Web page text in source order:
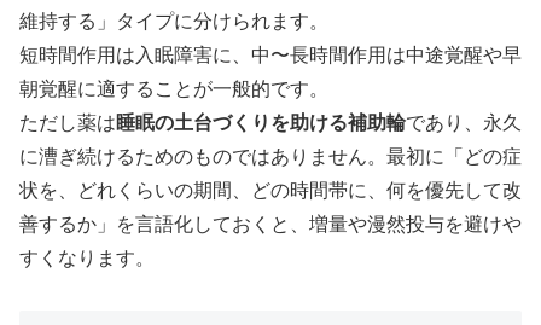
維持する」タイプに分けられます。
短時間作用は入眠障害に、中〜長時間作用は中途覚醒や早
朝覚醒に適することが一般的です。
ただし薬は睡眠の土台づくりを助ける補助輪であり、永久
に漕ぎ続けるためのものではありません。最初に「どの症
状を、どれくらいの期間、どの時間帯に、何を優先して改
善するか」を言語化しておくと、増量や漫然投与を避けや
すくなります。